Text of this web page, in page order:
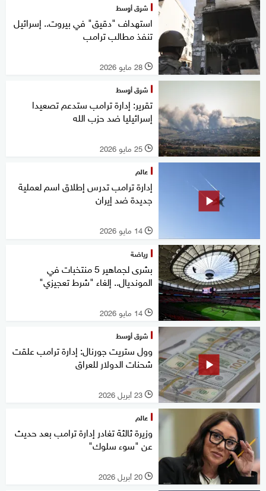
شرق أوسط
استهداف "دقيق" في بيروت.. إسرائيل
تنفذ مطالب ترامب
l 28 مايو 2026
شرق أوسط
تقرير: إدارة ترامب ستدعم تصعيدا
إسرائيليا ضد حزب الله
l 25 مايو 2026
عالم
إدارة ترامب تدرس إطلاق اسم لعملية
جديدة ضد إيران
l 14 مايو 2026
رياضة
بشرى لجماهير 5 منتخبات في
المونديال.. إلغاء "شرط تعجيزي"
l 14 مايو 2026
شرق أوسط
وول ستريت جورنال: إدارة ترامب علقت
شحنات الدولار للعراق
l 23 أبريل 2026
عالم
وزيرة ثالثة تغادر إدارة ترامب بعد حديث
عن "سوء سلوك"
l 20 أبريل 2026